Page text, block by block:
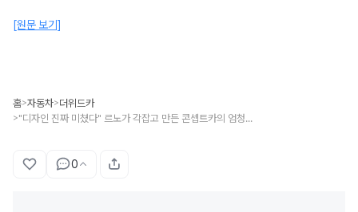
[원문 보기]
홈>자동차>더위드카
> "디자인 진짜 미쳤다" 르노가 각잡고 만든 콘셉트카의 엄청난 디자인
0